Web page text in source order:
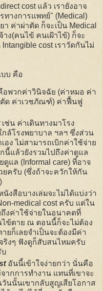
cost แล้ว เรายังอาจ
ทางการแพทย์" (Medical)
ค่าผ่าตัด ก็จะเป็น Medical
ง(คนไข้ คนเฝ้าไข้) ก็จะ
cost เราวัดกันไม่
บ คือ
พวกค่าวินิจฉัย (ค่าหมอ ค่า
ด ค่าเวชภัณฑ์) ค่าฟื้นฟู
เช่น ค่าเดินทางมาโรง
ล้โรงพยาบาล ฯลฯ ซึ่งส่วน
อง ไม่สามารถเบิกค่าใช้จ่าย
นี้แล้วยังรวมไปถึงค่าดูแล
แล (Informal care) ที่อาจ
ยครับ (ซึ่งถ้าจะควักให้กัน
งสือบางเล่มจะไม่ได้แบ่งว่า
medical cost ครับ แต่ใน
งค่าใช้จ่ายในอนาคตที่
ไข้ตาย ณ ตอนนี้ก็จะไม่ต้อง
ยก็เลยจำเป็นจะต้องมีค่า
ริงๆ ฟังดูก็สับสนไหมครับ
อันนี้เข้าใจง่ายกว่า นั่นคือ
ากการทำงาน แทนที่เขาจะ
วันนั้นเขากลับสูญเสียโอกาส